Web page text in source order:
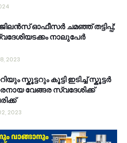
ഓഫീസർ ചമഞ്ഞ് തട്ടിപ്പ്;
നാലുപേർ
2023
സ്കൂട്ടറും കൂട്ടി ഇടിച്ച് സ്കൂട്ടർ
വേങ്ങര സ്വദേശിക്ക്
2023